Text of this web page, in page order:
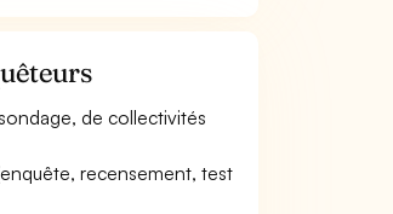
de collectivités
recensement, test